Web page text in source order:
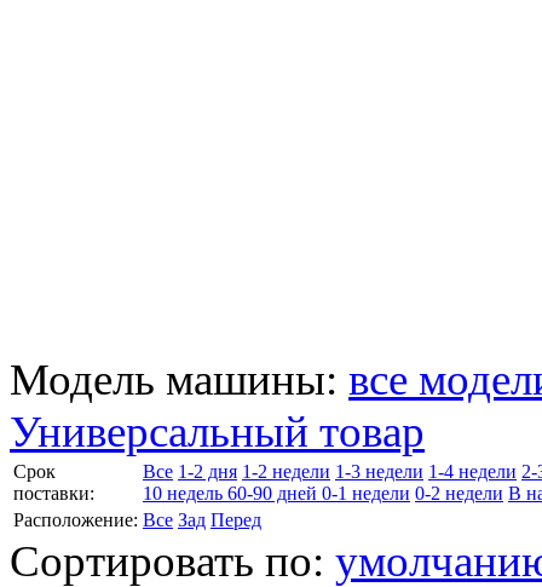
Модель машины: все
Универсальный товар
Cрок
поставки:
Все 1-2 дня 1-2 недели 1-3 недели 1-4 недели 2-
10 недель 60-90 дней 0-1 недели 0-2 недели В
Расположение: Все Зад Перед
Сортировать по: